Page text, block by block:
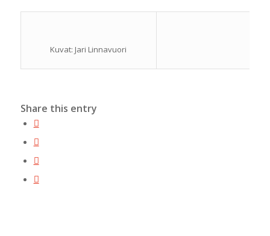
Kuvat: Jari Linnavuori
Share this entry